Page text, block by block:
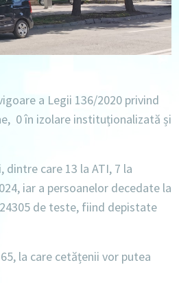
a Legii 136/2020 privind
, 0 în izolare instituționalizată și
, dintre care 13 la ATI, 7 la
, iar a persoanelor decedate la
24305 de teste, fiind depistate
, la care cetățenii vor putea